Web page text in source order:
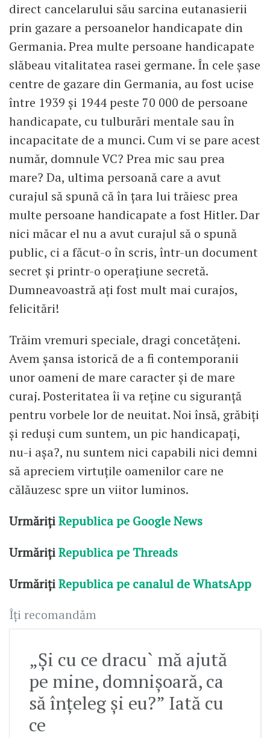
direct cancelarului său sarcina eutanasierii
prin gazare a persoanelor handicapate din
Germania. Prea multe persoane handicapate
slăbeau vitalitatea rasei germane. În cele șase
centre de gazare din Germania, au fost ucise
între 1939 și 1944 peste 70 000 de persoane
handicapate, cu tulburări mentale sau în
incapacitate de a munci. Cum vi se pare acest
număr, domnule VC? Prea mic sau prea
mare? Da, ultima persoană care a avut
curajul să spună că în țara lui trăiesc prea
multe persoane handicapate a fost Hitler. Dar
nici măcar el nu a avut curajul să o spună
public, ci a făcut-o în scris, într-un document
secret și printr-o operațiune secretă.
Dumneavoastră ați fost mult mai curajos,
felicitări!
Trăim vremuri speciale, dragi concetățeni.
Avem șansa istorică de a fi contemporanii
unor oameni de mare caracter și de mare
curaj. Posteritatea îi va reține cu siguranță
pentru vorbele lor de neuitat. Noi însă, grăbiți
și reduși cum suntem, un pic handicapați,
nu-i așa?, nu suntem nici capabili nici demni
să apreciem virtuțile oamenilor care ne
călăuzesc spre un viitor luminos.
UrmărițiRepublica pe Google News
UrmărițiRepublica pe Threads
UrmărițiRepublica pe canalul de WhatsApp
Îți recomandăm
„Și cu ce dracu` mă ajută
pe mine, domnișoară, ca
să înțeleg și eu?” Iată cu
ce